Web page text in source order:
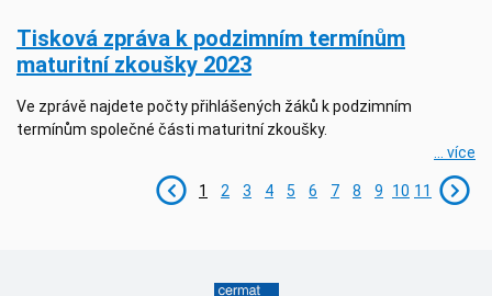
Tisková zpráva k podzimním termínům
maturitní zkoušky 2023
Ve zprávě najdete počty přihlášených žáků k podzimním
termínům společné části maturitní zkoušky.
... více
1 2 3 4 5 6 7 8 9 10 11